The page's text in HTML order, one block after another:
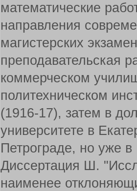
математические
направления
магистерских
преподавательская
коммерческом
политехническом
(1916-17), затем в
университете в
Петрограде, но уже в
Диссертация Ш.
наименее